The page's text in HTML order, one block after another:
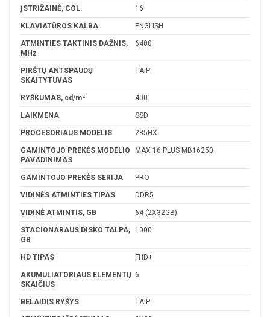
ĮSTRIŽAINĖ, COL. 16
KLAVIATŪROS KALBA ENGLISH
ATMINTIES TAKTINIS DAŽNIS,
MHz
6400
PIRŠTŲ ANTSPAUDŲ
SKAITYTUVAS
TAIP
RYŠKUMAS, cd/m² 400
LAIKMENA SSD
PROCESORIAUS MODELIS 285HX
GAMINTOJO PREKĖS MODELIO
PAVADINIMAS
MAX 16 PLUS MB16250
GAMINTOJO PREKĖS SERIJA PRO
VIDINĖS ATMINTIES TIPAS DDR5
VIDINĖ ATMINTIS, GB 64 (2X32GB)
STACIONARAUS DISKO TALPA,
GB
1000
HD TIPAS FHD+
AKUMULIATORIAUS ELEMENTŲ
SKAIČIUS
6
BELAIDIS RYŠYS TAIP